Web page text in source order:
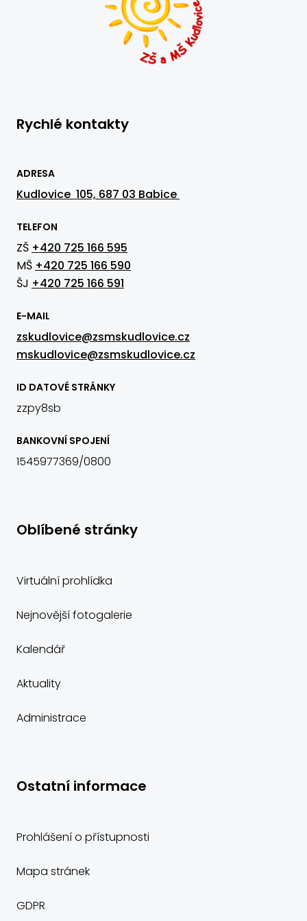
Rychlé kontakty
ADRESA
Kudlovice 105, 687 03 Babice
TELEFON
ZŠ +420 725 166 595
MŠ +420 725 166 590
ŠJ +420 725 166 591
E-MAIL
zskudlovice@zsmskudlovice.cz
mskudlovice@zsmskudlovice.cz
ID DATOVÉ STRÁNKY
zzpy8sb
BANKOVNÍ SPOJENÍ
1545977369/0800
Oblíbené stránky
Virtuální prohlídka
Nejnovější fotogalerie
Kalendář
Aktuality
Administrace
Ostatní informace
Prohlášení o přístupnosti
Mapa stránek
GDPR